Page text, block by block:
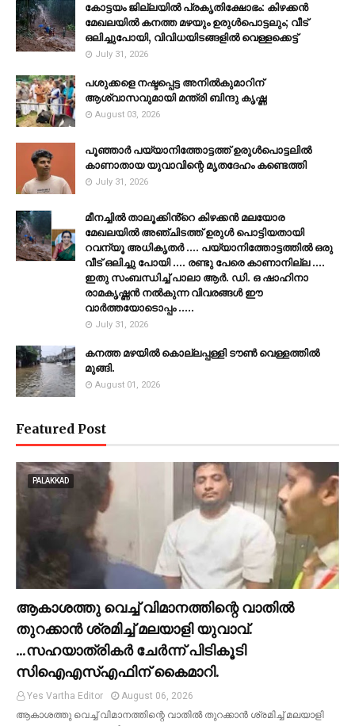
കോട്ടയം ജില്ലയില്‍ പ്രകൃതിക്ഷോഭം: കിഴക്കന്‍
മേഖലയില്‍ കനത്ത മഴയും ഉരുള്‍പൊട്ടലും; വീട്
ഒലിച്ചുപോയി, വിവിധയിടങ്ങളില്‍ വെള്ളക്കെട്ട്
July 31, 2026
പശുക്കളെ നഷ്ടപ്പെട്ട അനിൽകുമാറിന്
ആശ്വാസവുമായി മന്ത്രി ബിന്ദു കൃഷ്ണ
August 03, 2026
പൂഞ്ഞാര്‍ പയ്യാനിത്തോട്ടത്ത് ഉരുള്‍പൊട്ടലില്‍
കാണാതായ യുവാവിന്റെ മൃതദേഹം കണ്ടെത്തി
July 31, 2026
മീനച്ചിൽ താലൂക്കിൻ്റെ കിഴക്കൻ മലയോര
മേഖലയിൽ അഞ്ചിടത്ത് ഉരുൾ പൊട്ടിയതായി
റവന്യൂ അധികൃതർ .... പയ്യാനിത്തോട്ടത്തിൽ ഒരു
വീട് ഒലിച്ചു പോയി .... രണ്ടു പേരെ കാണാനില്ല ....
ഇതു സംബന്ധിച്ച് പാലാ ആർ. ഡി. ഒ ഷാഹിനാ
രാമകൃഷ്ണൻ നൽകുന്ന വിവരങ്ങൾ ഈ
വാർത്തയോടൊപ്പം .....
July 31, 2026
കനത്ത മഴയില്‍ കൊല്ലപ്പള്ളി ടൗണ്‍ വെള്ളത്തില്‍
മുങ്ങി.
August 01, 2026
Featured Post
PALAKKAD
ആകാശത്തു വെച്ച് വിമാനത്തിന്റെ വാതില്‍
തുറക്കാന്‍ ശ്രമിച്ച് മലയാളി യുവാവ്.
...സഹയാത്രികര്‍ ചേര്‍ന്ന് പിടികൂടി
സിഐഎസ്എഫിന് കൈമാറി.
Yes Vartha Editor
August 06, 2026
ആകാശത്തു വെച്ച് വിമാനത്തിന്റെ വാതില്‍ തുറക്കാന്‍ ശ്രമിച്ച് മലയാളി